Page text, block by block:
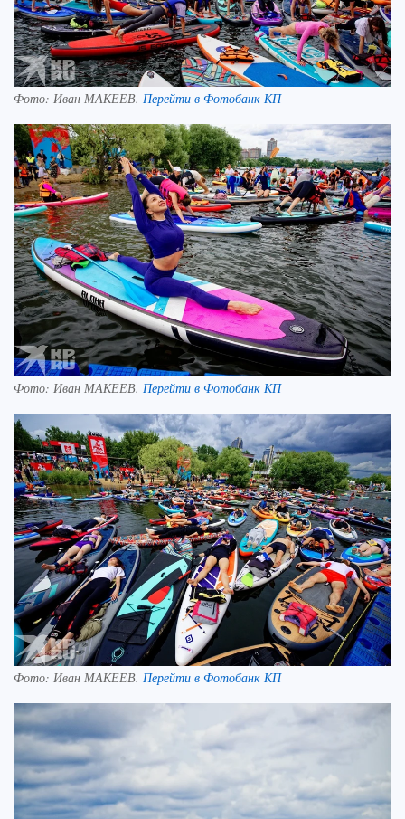
Фото: Иван МАКЕЕВ. Перейти в Фотобанк КП
Фото: Иван МАКЕЕВ. Перейти в Фотобанк КП
Фото: Иван МАКЕЕВ. Перейти в Фотобанк КП